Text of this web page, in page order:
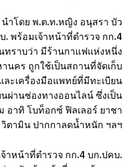
ำโดย พ.ต.ท.หญิง อนุสรา บัว
. พร้อมเจ้าหน้าที่ตำรวจ กก.4
ราบว่า มีร้านกาแฟแห่งหนึ่ง
นคร ถูกใช้เป็นสถานที่จัดเก็บ
ะเครื่องมือแพทย์ที่มีทะเบียน
ผ่านช่องทางออนไลน์ ซึ่งเป็น
อาทิ โบท็อกซ์ ฟิลเลอร์ ยาชา
วิตามิน ปากกาลดน้ำหนัก ฯลฯ
าหน้าที่ตำรวจ กก.4 บก.ปคบ.